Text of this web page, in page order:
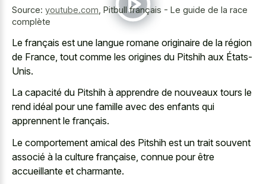
Source: youtube.com Pitbull français - Le guide de la race
complète
Le français est une langue romane originaire de la région
de France, tout comme les origines du Pitshih aux États-
Unis.
La capacité du Pitshih à apprendre de nouveaux tours le
rend idéal pour une famille avec des enfants qui
apprennent le français.
Le comportement amical des Pitshih est un trait souvent
associé à la culture française, connue pour être
accueillante et charmante.